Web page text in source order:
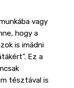
vagy
hogy a
is imádni
Ez a
tésztával is